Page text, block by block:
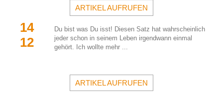
ARTIKEL AUFRUFEN
14
12
Du bist was Du isst! Diesen Satz hat wahrscheinlich
jeder schon in seinem Leben irgendwann einmal
gehört. Ich wollte mehr ...
ARTIKEL AUFRUFEN